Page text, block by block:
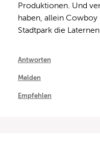
Produktionen. Und
haben, allein Cowboy
Stadtpark die
Antworten
Melden
Empfehlen